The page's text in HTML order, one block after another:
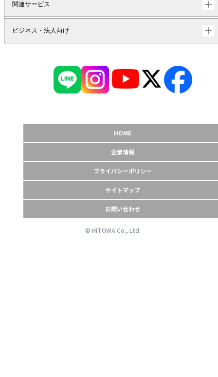
関連サービス
ビジネス・法人向け
HOME
企業情報
プライバシーポリシー
サイトマップ
お問い合わせ
© HITOWA Co., Ltd.